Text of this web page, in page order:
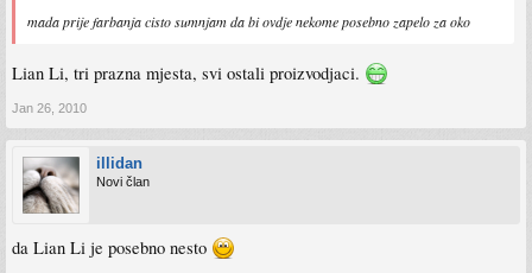
mada prije farbanja cisto sumnjam da bi ovdje nekome posebno zapelo za oko
Lian Li, tri prazna mjesta, svi ostali proizvodjaci.
Jan 26, 2010
illidan
Novi član
da Lian Li je posebno nesto